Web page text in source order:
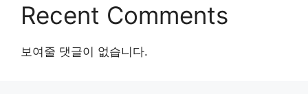
Recent Comments
보여줄 댓글이 없습니다.